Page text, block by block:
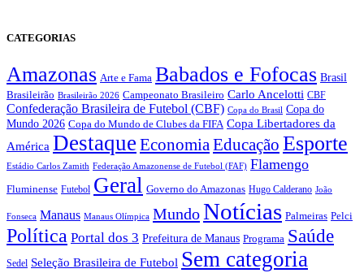
CATEGORIAS
Amazonas Arte e Fama Babados e Fofocas Brasil
Brasileirão Brasileirão 2026 Campeonato Brasileiro Carlo Ancelotti CBF
Confederação Brasileira de Futebol (CBF) Copa do Brasil Copa do
Mundo 2026 Copa do Mundo de Clubes da FIFA Copa Libertadores da
América Destaque EconomiaEducação Esporte
Estádio Carlos Zamith Federação Amazonense de Futebol (FAF) Flamengo
Fluminense Futebol Geral Governo do Amazonas Hugo Calderano João
Fonseca Manaus Manaus Olímpica MundoNotícias Palmeiras Pelci
Política Portal dos 3 Prefeitura de Manaus Programa Saúde
Sedel Seleção Brasileira de Futebol Sem categoria